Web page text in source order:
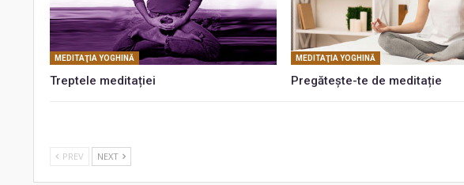
MEDITAŢIA YOGHINĂ
Treptele meditației
MEDITAŢIA YOGHINĂ
Pregătește-te de meditație
PREV NEXT